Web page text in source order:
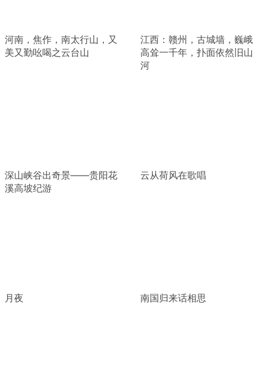
河南，焦作，南太行山，又
美又勤吆喝之云台山
江西：赣州，古城墙，巍峨
高耸一千年，扑面依然旧山
河
深山峡谷出奇景——贵阳花
溪高坡纪游
云从荷风在歌唱
月夜 南国归来话相思